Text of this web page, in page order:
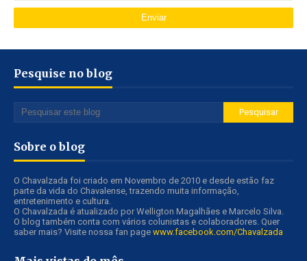
Pesquise no blog
Sobre o blog
O Chavalzada foi criado em Novembro de 2010 e desde estão faz
parte da vida do Chavalense, trazendo muita informação,
entretenimento e cultura.
O Chavalzada é atualizado por Welligton Magalhães e Marcelo Silva.
O blog também conta com vários colunistas e colaboradores. Quer
saber mais? Visite nossa fan page www.facebook.com/Chavalzada